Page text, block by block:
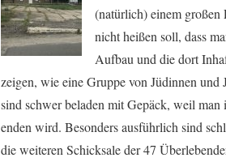
(natürlich) einem großen
nicht heißen soll, dass
Aufbau und die dort
zeigen, wie eine Gruppe von Jüdinnen und
sind schwer beladen mit Gepäck, weil man
enden wird. Besonders ausführlich sind
die weiteren Schicksale der 47